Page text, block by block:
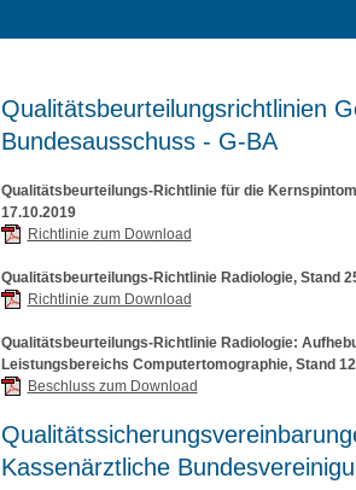
Qualitätsbeurteilungsrichtlinien
Bundesausschuss - G-BA
Qualitätsbeurteilungs-Richtlinie für die
17.10.2019
Richtlinie zum Download
Qualitätsbeurteilungs-Richtlinie Radiologie, Stand
Richtlinie zum Download
Qualitätsbeurteilungs-Richtlinie Radiologie:
Leistungsbereichs Computertomographie, Stand
Beschluss zum Download
Kassenärztliche